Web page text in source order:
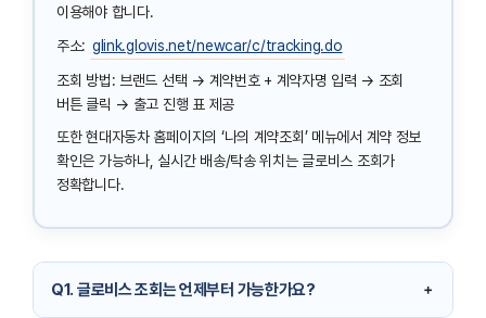
이용해야 합니다.
주소: glink.glovis.net/newcar/c/tracking.do
조회 방법: 브랜드 선택 → 계약번호 + 계약자명 입력 → 조회
버튼 클릭 → 출고 진행 표 제공
또한 현대자동차 홈페이지의 ‘나의 계약조회’ 메뉴에서 계약 정보
확인은 가능하나, 실시간 배송/탁송 위치는 글로비스 조회가
정확합니다.
Q1. 글로비스 조회는 언제부터 가능한가요? ＋